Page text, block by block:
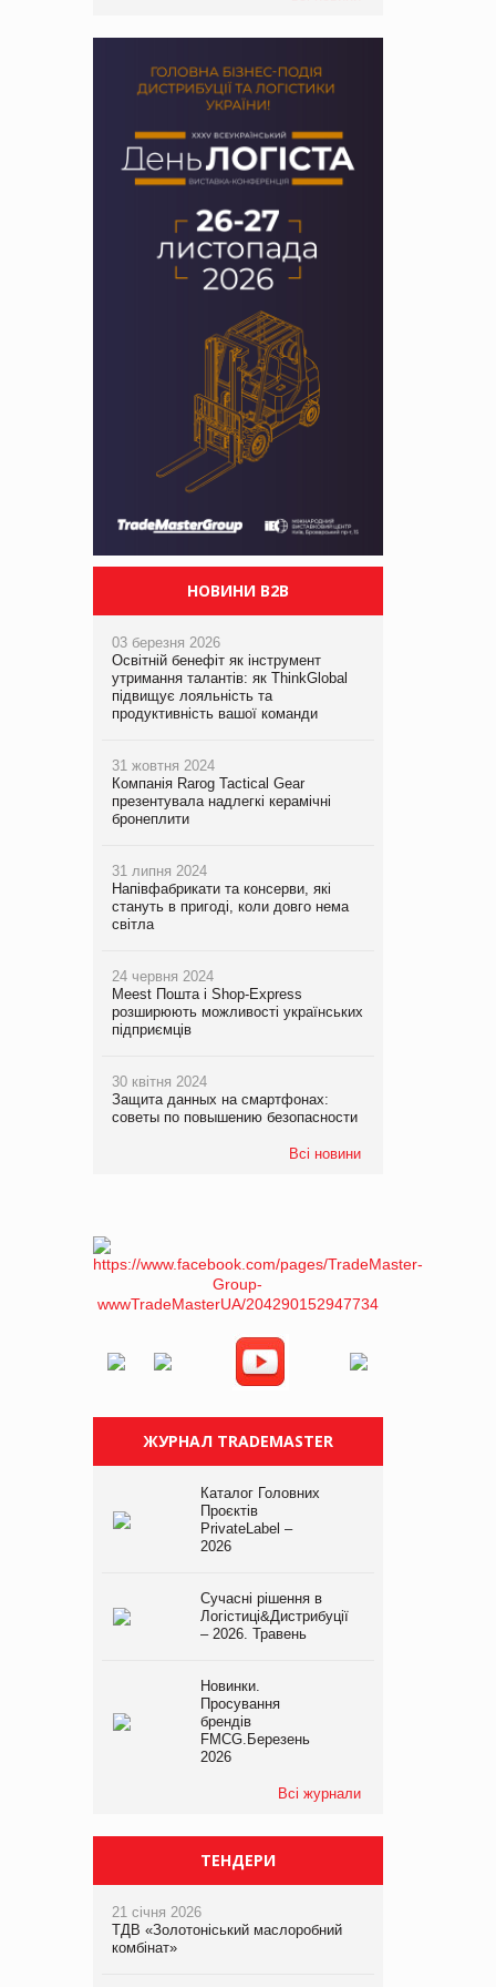
НОВИНИ B2B
03 березня 2026
Освітній бенефіт як інструмент
утримання талантів: як ThinkGlobal
підвищує лояльність та
продуктивність вашої команди
31 жовтня 2024
Компанія Rarog Tactical Gear
презентувала надлегкі керамічні
бронеплити
31 липня 2024
Напівфабрикати та консерви, які
стануть в пригоді, коли довго нема
світла
24 червня 2024
Meest Пошта і Shop-Express
розширюють можливості українських
підприємців
30 квітня 2024
Защита данных на смартфонах:
советы по повышению безопасности
Всі новини
ЖУРНАЛ TRADEMASTER
Каталог Головних
Проєктів
PrivateLabel –
2026
Сучасні рішення в
Логістиці&Дистрибуції
– 2026. Травень
Новинки.
Просування
брендів
FMCG.Березень
2026
Всі журнали
ТЕНДЕРИ
21 січня 2026
ТДВ «Золотоніський маслоробний
комбінат»